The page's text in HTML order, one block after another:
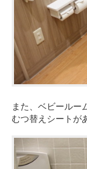
また、ベビールー
むつ替えシートが